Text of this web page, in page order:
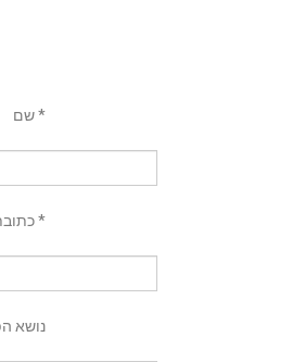
שם *
כתובת מייל *
נושא